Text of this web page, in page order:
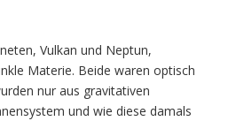
Vulkan und Neptun,
Materie. Beide waren optisch
nur aus gravitativen
und wie diese damals